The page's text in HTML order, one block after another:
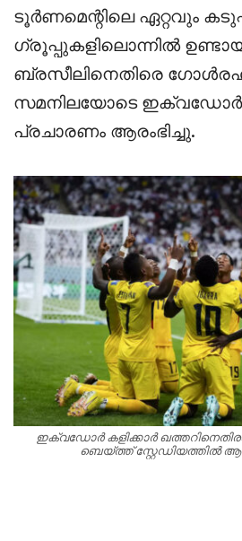
ടൂർണമെന്റിലെ ഏറ്റവും
ഗ്രൂപ്പുകളിലൊന്നിൽ
ബ്രസീലിനെതിരെ
സമനിലയോടെ
പ്രചാരണം ആരംഭിച്ചു.
ഇക്വഡോർ കളിക്കാർ
ബെയ്ത്ത് സ്റ്റേഡിയത്തിൽ